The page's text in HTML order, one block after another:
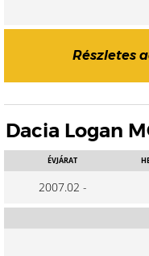
Részletes
Dacia Logan
ÉVJÁRAT
2007.02 -